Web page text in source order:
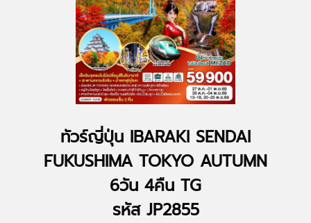
ทัวร์ญี่ปุ่น IBARAKI SENDAI
FUKUSHIMA TOKYO AUTUMN
6วัน 4คืน TG
รหัส JP2855